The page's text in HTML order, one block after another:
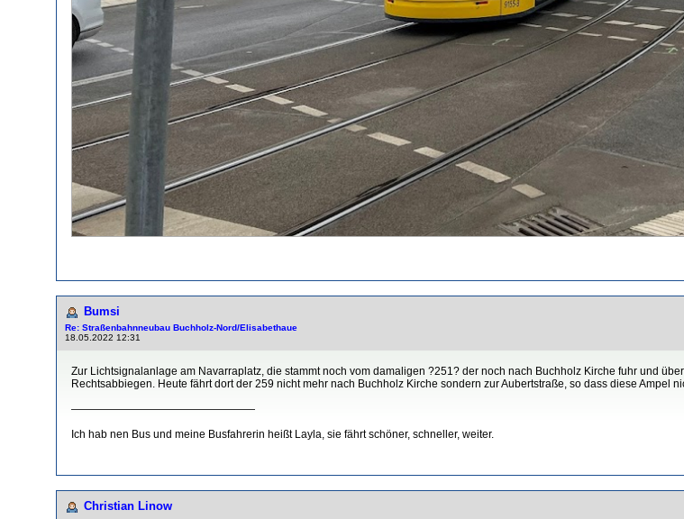
Bumsi
Re: Straßenbahnneubau Buchholz-Nord/Elisabethaue
18.05.2022 12:31
Zur Lichtsignalanlage am Navarraplatz, die stammt noch vom damaligen ?251? der noch nach Buchholz Kirche fuhr und
Rechtsabbiegen. Heute fährt dort der 259 nicht mehr nach Buchholz Kirche sondern zur Aubertstraße, so dass diese Ampel
—————————————————
Ich hab nen Bus und meine Busfahrerin heißt Layla, sie fährt schöner, schneller, weiter.
Christian Linow